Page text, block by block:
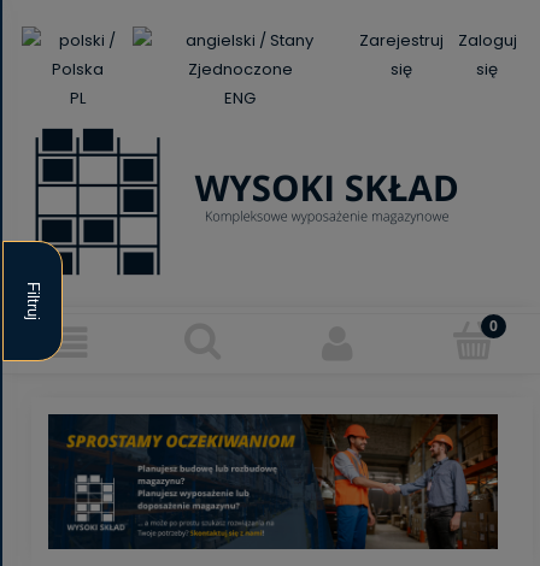
PL ENG
Zarejestruj
się
Zaloguj
się
Filtruj